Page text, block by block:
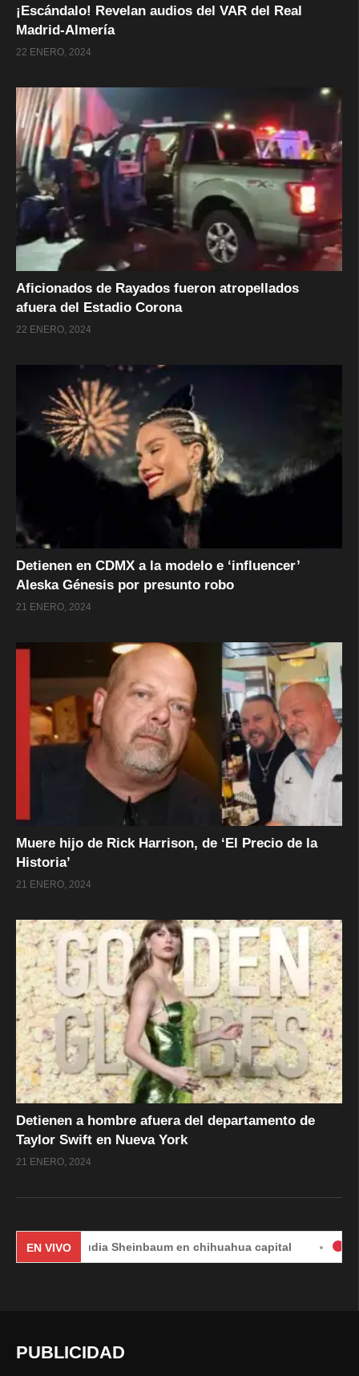
¡Escándalo! Revelan audios del VAR del Real
Madrid-Almería
22 ENERO, 2024
Aficionados de Rayados fueron atropellados
afuera del Estadio Corona
22 ENERO, 2024
Detienen en CDMX a la modelo e ‘influencer’
Aleska Génesis por presunto robo
21 ENERO, 2024
Muere hijo de Rick Harrison, de ‘El Precio de la
Historia’
21 ENERO, 2024
Detienen a hombre afuera del departamento de
Taylor Swift en Nueva York
21 ENERO, 2024
EN VIVO
Claudia Sheinbaum en chihuahua capital #EnVivo |
PUBLICIDAD